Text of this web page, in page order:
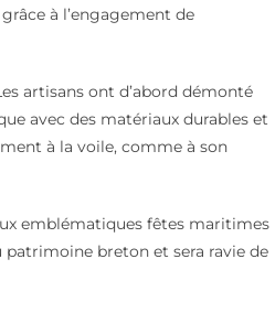
à l’engagement de
artisans ont d’abord démonté
avec des matériaux durables et
à la voile, comme à son
emblématiques fêtes maritimes
patrimoine breton et sera ravie de